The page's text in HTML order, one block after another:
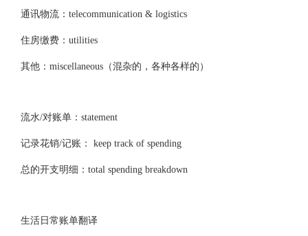
通讯物流：telecommunication & logistics
住房缴费：utilities
其他：miscellaneous（混杂的，各种各样的）
流水/对账单：statement
记录花销/记账： keep track of spending
总的开支明细：total spending breakdown
生活日常账单翻译